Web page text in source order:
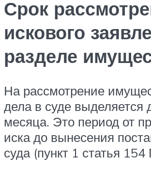
Срок
искового
разделе
На рассмотрение
дела в суде выделяется
месяца. Это период от
иска до вынесения
суда (пункт 1 статья